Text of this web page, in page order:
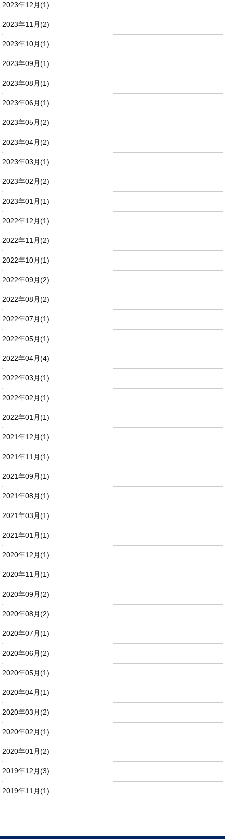
2023年12月(1)
2023年11月(2)
2023年10月(1)
2023年09月(1)
2023年08月(1)
2023年06月(1)
2023年05月(2)
2023年04月(2)
2023年03月(1)
2023年02月(2)
2023年01月(1)
2022年12月(1)
2022年11月(2)
2022年10月(1)
2022年09月(2)
2022年08月(2)
2022年07月(1)
2022年05月(1)
2022年04月(4)
2022年03月(1)
2022年02月(1)
2022年01月(1)
2021年12月(1)
2021年11月(1)
2021年09月(1)
2021年08月(1)
2021年03月(1)
2021年01月(1)
2020年12月(1)
2020年11月(1)
2020年09月(2)
2020年08月(2)
2020年07月(1)
2020年06月(2)
2020年05月(1)
2020年04月(1)
2020年03月(2)
2020年02月(1)
2020年01月(2)
2019年12月(3)
2019年11月(1)